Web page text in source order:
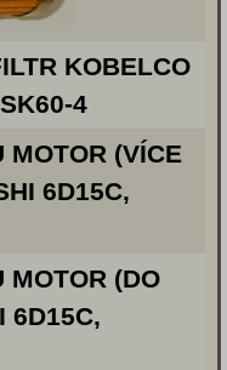
KOBELCO
4
MOTOR (VÍCE
6D15C,
MOTOR (DO
6D15C,